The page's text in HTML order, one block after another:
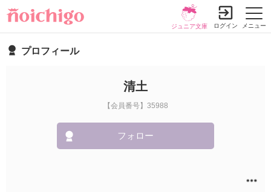
メニュー
ジュニア文庫 ログイン
プロフィール
清土
【会員番号】35988
フォロー